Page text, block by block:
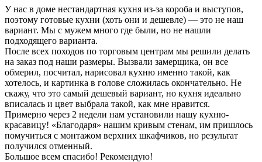
У нас в доме нестандартная кухня из-за короба и выступов,
поэтому готовые кухни (хоть они и дешевле) — это не наш
вариант. Мы с мужем много где были, но не нашли
подходящего варианта.
После всех походов по торговым центрам мы решили делать
на заказ под наши размеры. Вызвали замерщика, он все
обмерил, посчитал, нарисовал кухню именно такой, как
хотелось, и картинка в голове сложилась окончательно. Не
скажу, что это самый дешевый вариант, но кухня идеально
вписалась и цвет выбрала такой, как мне нравится.
Примерно через 2 недели нам установили нашу кухню-
красавицу! «Благодаря» нашим кривым стенам, им пришлось
помучиться с монтажом верхних шкафчиков, но результат
получился отменный.
Большое всем спасибо! Рекомендую!